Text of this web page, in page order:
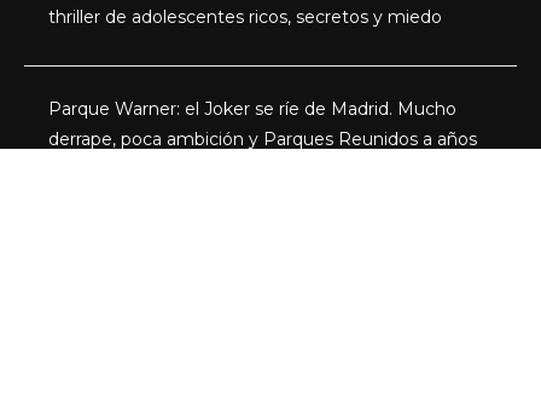
thriller de adolescentes ricos, secretos y miedo
Parque Warner: el Joker se ríe de Madrid. Mucho
derrape, poca ambición y Parques Reunidos a años